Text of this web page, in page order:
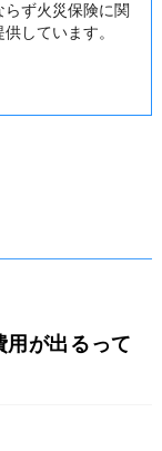
ず火災保険に関
しています。
用が出るって